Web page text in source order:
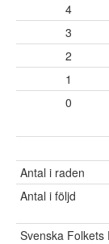
4
3
2
1
0
Antal i raden
Antal i följd
Svenska Folkets